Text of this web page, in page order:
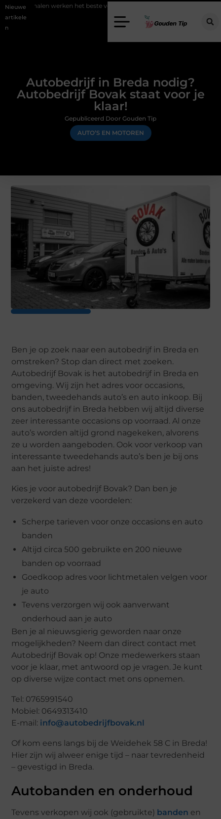
Nieuwe
artikele
n
werken het beste voor vastgoedmarketing?
Autobedrijf in Breda nodig?
Autobedrijf Bovak staat voor je
klaar!
AUTO’S EN MOTOREN
Gepubliceerd Door Gouden Tip
Ben je op zoek naar een autobedrijf in Breda en
omstreken? Stop dan direct met zoeken.
Autobedrijf Bovak is het autobedrijf in Breda en
omgeving. Wij zijn het adres voor occasions,
banden, tweedehands auto’s en auto inkoop. Bij
ons autobedrijf in Breda hebben wij altijd diverse
zeer interessante occasions op voorraad. Al onze
auto’s worden altijd grond nagekeken, alvorens
ze u worden aangeboden. Ook voor verkoop van
interessante tweedehands auto’s ben je bij ons
aan het juiste adres!
Kies je voor autobedrijf Bovak? Dan ben je
verzekerd van deze voordelen:
Scherpe tarieven voor onze occasions en auto
banden
Altijd circa 500 gebruikte en 200 nieuwe
banden op voorraad
Goedkoop adres voor lichtmetalen velgen voor
je auto
Tevens verzorgen wij ook aanverwant
onderhoud aan je auto
Ben je al nieuwsgierig geworden naar onze
mogelijkheden? Neem dan direct contact met
Autobedrijf Bovak op! Onze medewerkers staan
voor je klaar, met antwoord op je vragen. Je kunt
op diverse wijze contact met ons opnemen.
Tel: 0765991540
Mobiel: 0649313410
E-mail: info@autobedrijfbovak.nl
Of kom eens langs bij de Weidehek 58 C in Breda!
Hier zijn wij alweer enige tijd – naar tevredenheid
– gevestigd in Breda.
Autobanden en onderhoud
Tevens verkopen wij ook (gebruikte) banden en